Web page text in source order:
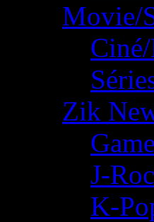
Movie/
Zik
J-
K-